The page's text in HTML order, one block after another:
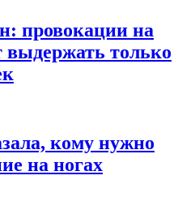
провокации на
выдержать только
кому нужно
на ногах